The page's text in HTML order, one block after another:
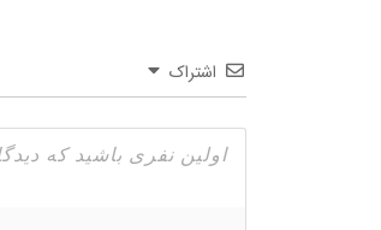
اشتراک